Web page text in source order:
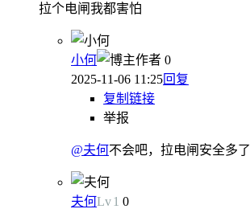
拉个电闸我都害怕
小何 作者 0
2025-11-06 11:25回复
复制链接
举报
@夫何不会吧，拉电闸安全多了
夫何Lv1 0